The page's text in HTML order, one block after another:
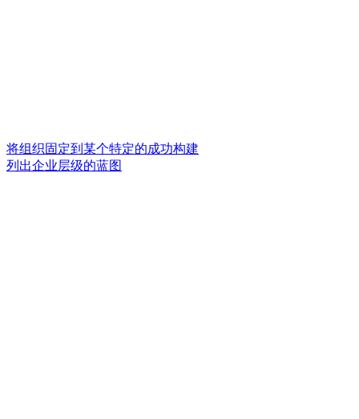
将组织固定到某个特定的成功构建
列出企业层级的蓝图